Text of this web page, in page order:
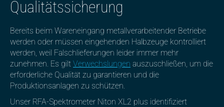
Qualitätssicherung
Bereits beim Wareneingang metallverarbeitender Betriebe
werden oder müssen eingehenden Halbzeuge kontrolliert
werden, weil Falschlieferungen leider immer mehr
zunehmen. Es gilt Verwechslungen auszuschließen, um die
erforderliche Qualität zu garantieren und die
Produktionsanlagen zu schützen.
Unser RFA-Spektrometer Niton XL2 plus identifiziert